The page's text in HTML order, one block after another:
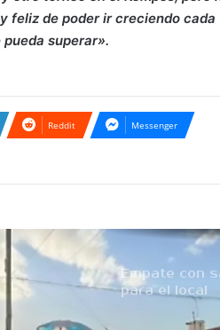
feliz de poder ir creciendo
superar».
Reddit Messenger
En su cancha
iniciar el
Empate con
para el local